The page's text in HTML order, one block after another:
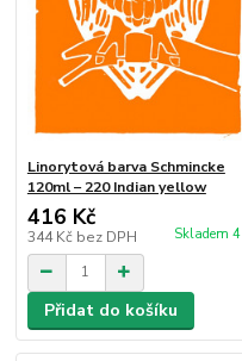
Linorytová barva Schmincke
120ml – 220 Indian yellow
416 Kč
344 Kč bez DPH Skladem 4
Přidat do košíku